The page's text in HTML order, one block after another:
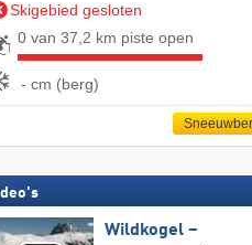
Skigebied gesloten
0 van 37,2 km piste open
- cm (berg)
Wildkogel –